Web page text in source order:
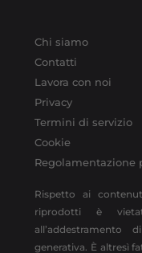
Chi siamo
Contatti
Lavora con noi
Privacy
Termini di servizio
Cookie
Regolamentazione
Rispetto ai
riprodotti è
all’addestramento
generativa. È altresì